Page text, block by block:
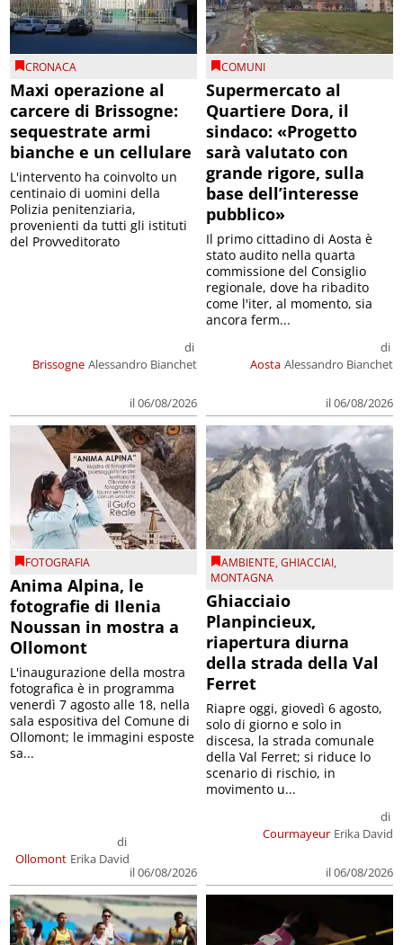
CRONACA
Maxi operazione al
carcere di Brissogne:
sequestrate armi
bianche e un cellulare
Brissogne
di
Alessandro Bianchet
il 06/08/2026
L'intervento ha coinvolto un
centinaio di uomini della
Polizia penitenziaria,
provenienti da tutti gli istituti
del Provveditorato
COMUNI
Supermercato al
Quartiere Dora, il
sindaco: «Progetto
sarà valutato con
grande rigore, sulla
base dell’interesse
pubblico»
Aosta
di
Alessandro Bianchet
il 06/08/2026
Il primo cittadino di Aosta è
stato audito nella quarta
commissione del Consiglio
regionale, dove ha ribadito
come l'iter, al momento, sia
ancora ferm...
FOTOGRAFIA
Anima Alpina, le
fotografie di Ilenia
Noussan in mostra a
Ollomont
Ollomont
di
Erika David
il 06/08/2026
L'inaugurazione della mostra
fotografica è in programma
venerdì 7 agosto alle 18, nella
sala espositiva del Comune di
Ollomont; le immagini esposte
sa...
AMBIENTE,GHIACCIAI,
MONTAGNA
Ghiacciaio
Planpincieux,
riapertura diurna
della strada della Val
Ferret
Courmayeur
di
Erika David
il 06/08/2026
Riapre oggi, giovedì 6 agosto,
solo di giorno e solo in
discesa, la strada comunale
della Val Ferret; si riduce lo
scenario di rischio, in
movimento u...